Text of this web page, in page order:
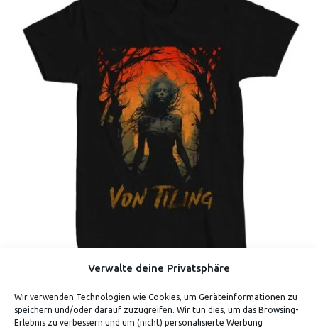
Verwalte deine Privatsphäre
Wir verwenden Technologien wie Cookies, um Geräteinformationen zu
speichern und/oder darauf zuzugreifen. Wir tun dies, um das Browsing-
Erlebnis zu verbessern und um (nicht) personalisierte Werbung
BANSHEE – FESTIVALSHIRT #1